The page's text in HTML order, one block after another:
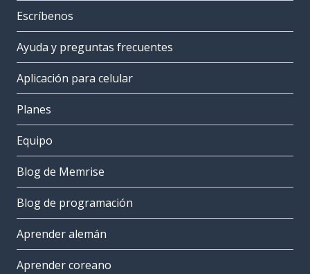
Escríbenos
Ayuda y preguntas frecuentes
Aplicación para celular
Planes
Equipo
Blog de Memrise
Blog de programación
Aprender alemán
Aprender coreano